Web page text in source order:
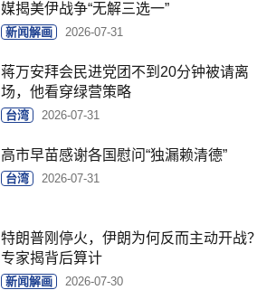
媒揭美伊战争“无解三选一”
新闻解画 2026-07-31
蒋万安拜会民进党团不到20分钟被请离
场，他看穿绿营策略
台湾 2026-07-31
高市早苗感谢各国慰问“独漏赖清德”
台湾 2026-07-31
特朗普刚停火，伊朗为何反而主动开战？
专家揭背后算计
新闻解画 2026-07-30